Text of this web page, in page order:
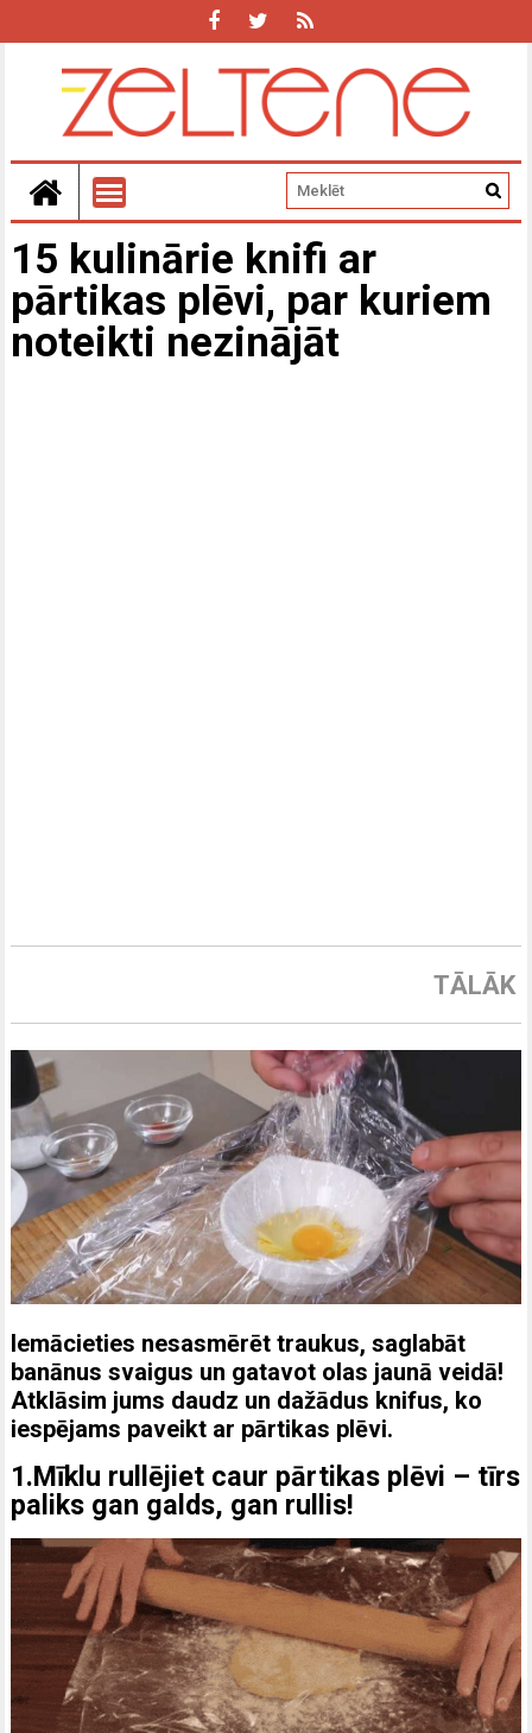
15 kulinārie knifi ar
pārtikas plēvi, par kuriem
noteikti nezinājāt
TĀLĀK
Iemācieties nesasmērēt traukus, saglabāt
banānus svaigus un gatavot olas jaunā veidā!
Atklāsim jums daudz un dažādus knifus, ko
iespējams paveikt ar pārtikas plēvi.
1.Mīklu rullējiet caur pārtikas plēvi – tīrs
paliks gan galds, gan rullis!